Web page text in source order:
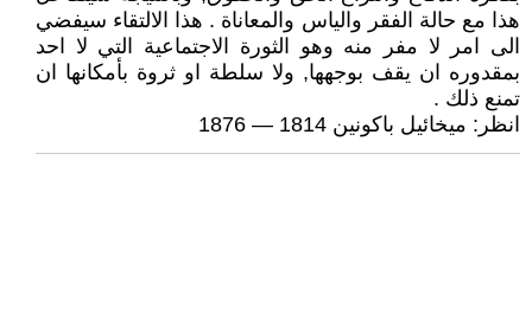
هذا مع حالة الفقر والياس والمعاناة . هذا الالتقاء سيفضي
الى امر لا مفر منه وهو الثورة الاجتماعية التي لا احد
بمقدوره ان يقف بوجهها, ولا سلطة او ثروة بأمكانها ان
تمنع ذلك .
انظر: ميخائيل باكونين 1814 — 1876